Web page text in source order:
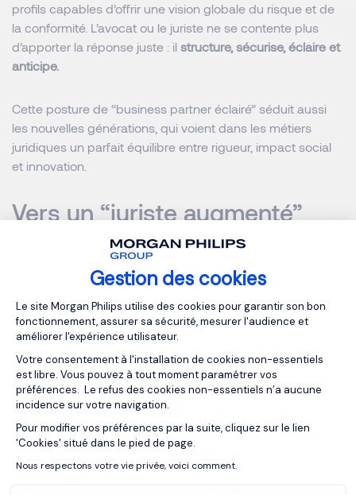
Gestion des cookies
Plateforme de Gestion du
Le site Morgan Philips utilise des cookies pour garantir son bon
fonctionnement, assurer sa sécurité, mesurer l'audience et
améliorer l'expérience utilisateur.
Votre consentement à l'installation de cookies non-essentiels
est libre. Vous pouvez à tout moment paramétrer vos
préférences. Le refus des cookies non-essentiels n’a aucune
incidence sur votre navigation.
Pour modifier vos préférences par la suite, cliquez sur le lien
'Cookies' situé dans le pied de page.
Nous respectons votre vie privée, voici comment.
Axeptio consent
profils capables d’offrir une vision globale du risque et de
la conformité. L’avocat ou le juriste ne se contente plus
d’apporter la réponse juste : il structure, sécurise, éclaire et
anticipe.
Cette posture de “business partner éclairé” séduit aussi
les nouvelles générations, qui voient dans les métiers
juridiques un parfait équilibre entre rigueur, impact social
et innovation.
Vers un “juriste augmenté”
mais toujours profondément
Au fond, la grande question est peut être celle-ci :
comment les professionnels du droit peuvent-ils préserver
aux outils et pratiques émergentes ?
La réponse semble déjà se dessiner : par la formation
continue, le dialogue interdisciplinaire, et une curiosité
renouvelée. Les juristes et avocats qui brillent aujourd’hui
sont ceux qui savent conjuguer expertise technique, sens